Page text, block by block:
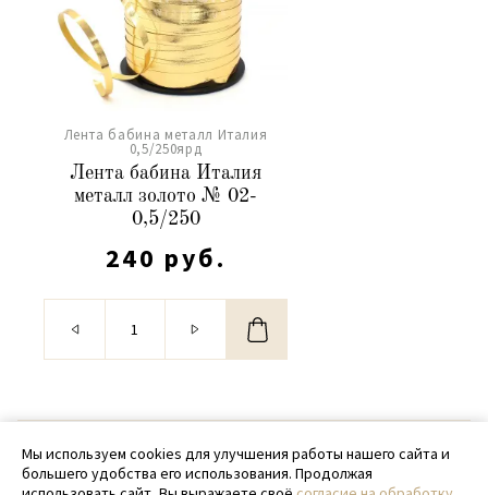
Лента бабина металл Италия
0,5/250ярд
Лента бабина Италия
металл золото № 02-
0,5/250
240 руб.
© 2020 - 2026 SamPack
+ 7 (918) 699-97-87
Мы используем cookies для улучшения работы нашего сайта и
большего удобства его использования. Продолжая